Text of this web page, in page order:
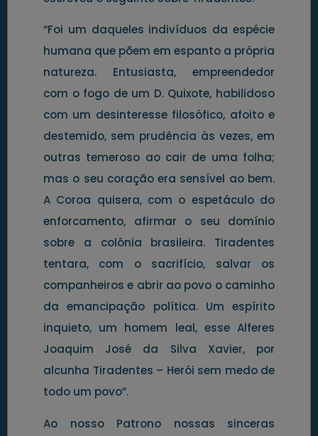
“Foi um daqueles indivíduos da espécie
humana que põem em espanto a própria
natureza. Entusiasta, empreendedor
com o fogo de um D. Quixote, habilidoso
com um desinteresse filosófico, afoito e
destemido, sem prudência às vezes, em
outras temeroso ao cair de uma folha;
mas o seu coração era sensível ao bem.
A Coroa quisera, com o espetáculo do
enforcamento, afirmar o seu domínio
sobre a colônia brasileira. Tiradentes
tentara, com o sacrifício, salvar os
companheiros e abrir ao povo o caminho
da emancipação política. Um espírito
inquieto, um homem leal, esse Alferes
Joaquim José da Silva Xavier, por
alcunha Tiradentes – Herói sem medo de
todo um povo”.
Ao nosso Patrono nossas sinceras